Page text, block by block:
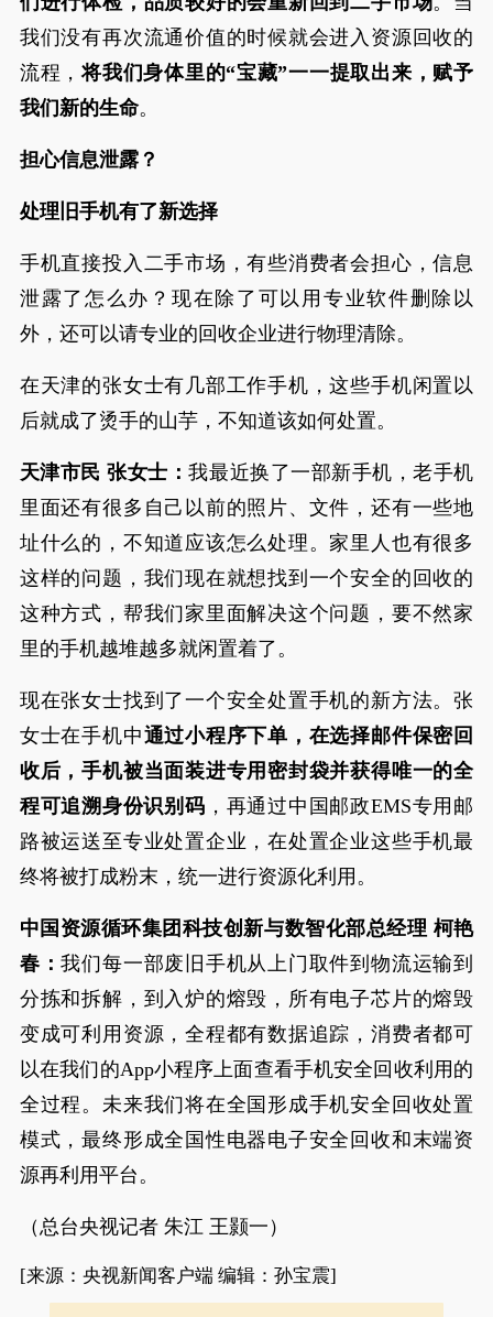
我们没有再次流通价值的时候就会进入资源回收的
流程，将我们身体里的“宝藏”一一提取出来，赋予
我们新的生命。
担心信息泄露？
处理旧手机有了新选择
手机直接投入二手市场，有些消费者会担心，信息
泄露了怎么办？现在除了可以用专业软件删除以
外，还可以请专业的回收企业进行物理清除。
在天津的张女士有几部工作手机，这些手机闲置以
后就成了烫手的山芋，不知道该如何处置。
天津市民 张女士：我最近换了一部新手机，老手机
里面还有很多自己以前的照片、文件，还有一些地
址什么的，不知道应该怎么处理。家里人也有很多
这样的问题，我们现在就想找到一个安全的回收的
这种方式，帮我们家里面解决这个问题，要不然家
里的手机越堆越多就闲置着了。
现在张女士找到了一个安全处置手机的新方法。张
女士在手机中通过小程序下单，在选择邮件保密回
收后，手机被当面装进专用密封袋并获得唯一的全
程可追溯身份识别码 ，再通过中国邮政EMS专用邮
路被运送至专业处置企业，在处置企业这些手机最
终将被打成粉末，统一进行资源化利用。
中国资源循环集团科技创新与数智化部总经理 柯艳
春：我们每一部废旧手机从上门取件到物流运输到
分拣和拆解，到入炉的熔毁，所有电子芯片的熔毁
变成可利用资源，全程都有数据追踪，消费者都可
以在我们的App小程序上面查看手机安全回收利用的
全过程。未来我们将在全国形成手机安全回收处置
模式，最终形成全国性电器电子安全回收和末端资
源再利用平台。
（总台央视记者 朱江 王颢一）
[来源：央视新闻客户端 编辑：孙宝震]